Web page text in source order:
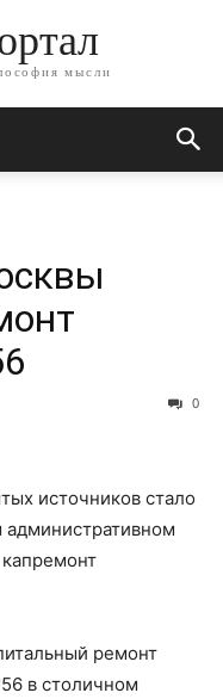
мысли
0
источников стало
административном
ремонт
в столичном